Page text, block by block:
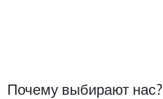
Почему выбирают нас?